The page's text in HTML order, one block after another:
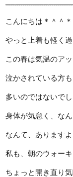
こんにちは＊＾＾＊
やっと上着も軽く
この春は気温のア
泣かされている方も
多いのではないでし
身体が気怠く、な
なんて、あります
私も、朝のウォー
ちょっと開き直り